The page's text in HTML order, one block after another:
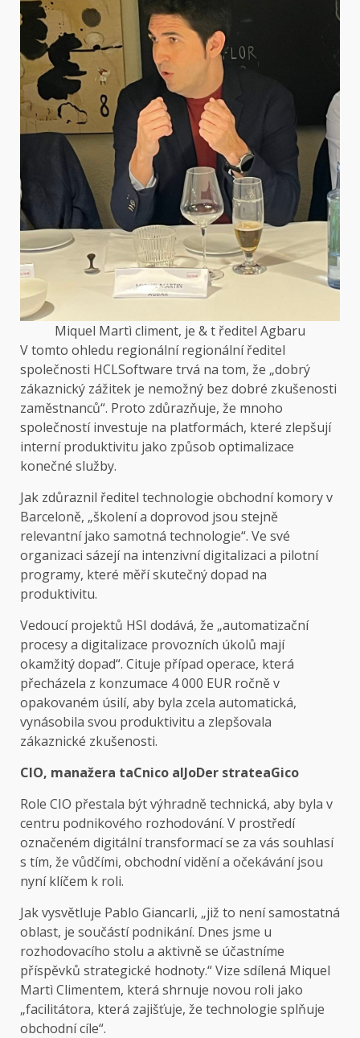
Miquel Martì climent, je & t ředitel Agbaru
V tomto ohledu regionální regionální ředitel
společnosti HCLSoftware trvá na tom, že „dobrý
zákaznický zážitek je nemožný bez dobré zkušenosti
zaměstnanců“. Proto zdůrazňuje, že mnoho
společností investuje na platformách, které zlepšují
interní produktivitu jako způsob optimalizace
konečné služby.
Jak zdůraznil ředitel technologie obchodní komory v
Barceloně, „školení a doprovod jsou stejně
relevantní jako samotná technologie“. Ve své
organizaci sázejí na intenzivní digitalizaci a pilotní
programy, které měří skutečný dopad na
produktivitu.
Vedoucí projektů HSI dodává, že „automatizační
procesy a digitalizace provozních úkolů mají
okamžitý dopad“. Cituje případ operace, která
přecházela z konzumace 4 000 EUR ročně v
opakovaném úsilí, aby byla zcela automatická,
vynásobila svou produktivitu a zlepšovala
zákaznické zkušenosti.
CIO, manažera taCnico alJoDer strateaGico
Role CIO přestala být výhradně technická, aby byla v
centru podnikového rozhodování. V prostředí
označeném digitální transformací se za vás souhlasí
s tím, že vůdčími, obchodní vidění a očekávání jsou
nyní klíčem k roli.
Jak vysvětluje Pablo Giancarli, „již to není samostatná
oblast, je součástí podnikání. Dnes jsme u
rozhodovacího stolu a aktivně se účastníme
příspěvků strategické hodnoty.“ Vize sdílená Miquel
Martì Climentem, která shrnuje novou roli jako
„facilitátora, která zajišťuje, že technologie splňuje
obchodní cíle“.